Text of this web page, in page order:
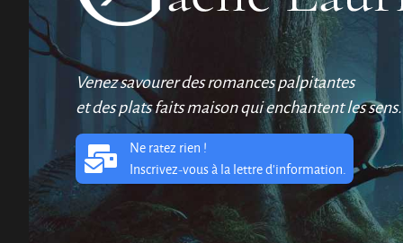
Venez savourer des romances palpitantes
et des plats faits maison qui enchantent les sens.
Ne ratez rien !
Inscrivez-vous à la lettre d'information.